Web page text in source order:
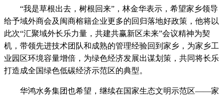
“我是草根出去，树根回来”，林金华表示，希望家乡领导
给予域外商会及闽商榕籍企业更多的回归落地好政策，他将以
此次“汇聚域外长乐力量，共建共赢新区未来”会议精神为契
机，带领先进技术团队和成熟的管理经验回到家乡，为家乡工
业园区环境容量增倍，为绿色经济发展出谋划策，共同将长乐
打造成全国绿色低碳经济示范区的典型。
华鸿水务集团也希望，继续在国家生态文明示范区——家